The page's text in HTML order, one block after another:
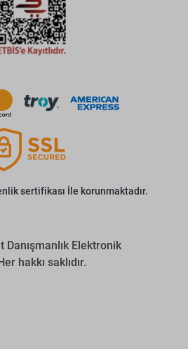
sertifikası İle korunmaktadır.
Elektronik
hakkı saklıdır.